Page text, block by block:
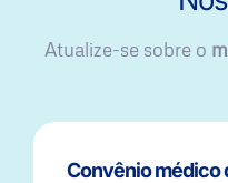
Atualize-se sobre o
Convênio médico